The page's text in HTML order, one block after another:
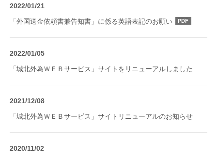
2022/01/21
「外国送金依頼書兼告知書」に係る英語表記のお願い
PDF
2022/01/05
「城北外為ＷＥＢサービス」サイトをリニューアルしました
2021/12/08
「城北外為ＷＥＢサービス」サイトリニューアルのお知らせ
2020/11/02